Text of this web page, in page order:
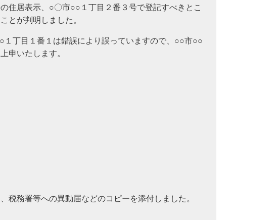
住居表示、○〇市○○１丁目２番３号で登記すべきとこ
とが判明しました。
丁目１番１は錯誤により誤っていますので、○○市○○
申いたします。
税務署等への異動届などのコピーを添付しました。